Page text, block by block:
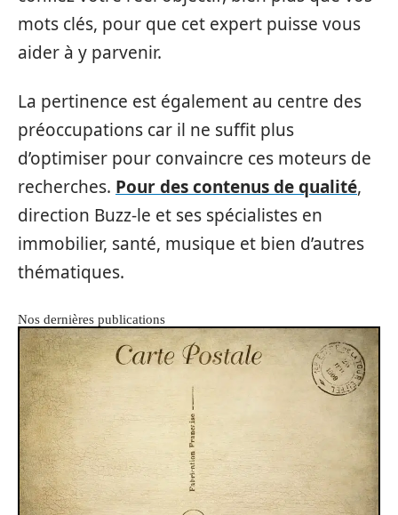
mots clés, pour que cet expert puisse vous
aider à y parvenir.
La pertinence est également au centre des
préoccupations car il ne suffit plus
d’optimiser pour convaincre ces moteurs de
recherches. Pour des contenus de qualité,
direction Buzz-le et ses spécialistes en
immobilier, santé, musique et bien d’autres
thématiques.
Nos dernières publications